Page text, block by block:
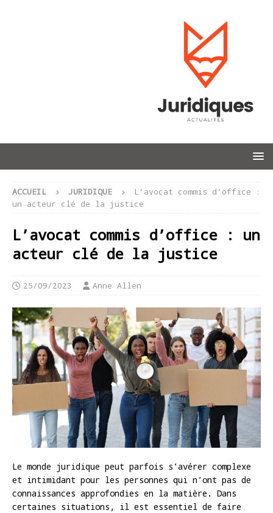
ACCUEIL JURIDIQUE
L’avocat commis d’office :
un acteur clé de la justice
L’avocat commis d’office : un
acteur clé de la justice
25/09/2023 Anne Allen
Le monde juridique peut parfois s’avérer complexe
et intimidant pour les personnes qui n’ont pas de
connaissances approfondies en la matière. Dans
certaines situations, il est essentiel de faire